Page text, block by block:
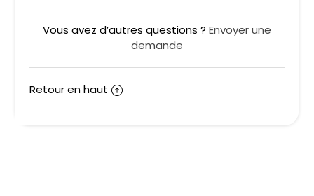
Vous avez d’autres questions ? Envoyer une
demande
Retour en haut